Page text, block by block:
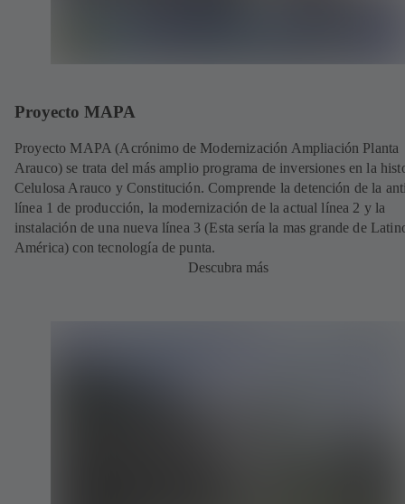
Proyecto MAPA
Proyecto MAPA (Acrónimo de Modernización Ampliación Planta
Arauco) se trata del más amplio programa de inversiones en la
Celulosa Arauco y Constitución. Comprende la detención de la
línea 1 de producción, la modernización de la actual línea 2 y la
instalación de una nueva línea 3 (Esta sería la mas grande de
América) con tecnología de punta.
Descubra más